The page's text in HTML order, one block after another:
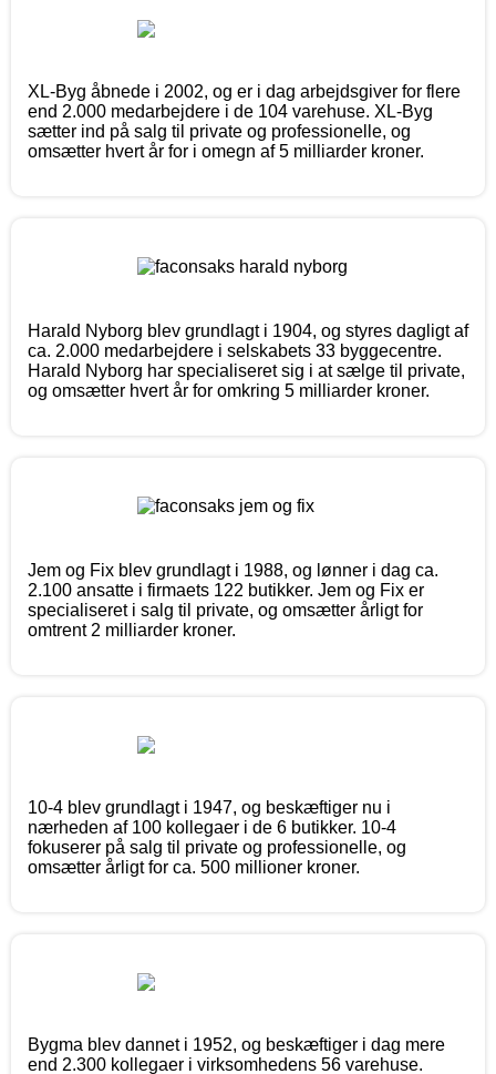
XL-Byg åbnede i 2002, og er i dag arbejdsgiver for flere
end 2.000 medarbejdere i de 104 varehuse. XL-Byg
sætter ind på salg til private og professionelle, og
omsætter hvert år for i omegn af 5 milliarder kroner.
Harald Nyborg blev grundlagt i 1904, og styres dagligt af
ca. 2.000 medarbejdere i selskabets 33 byggecentre.
Harald Nyborg har specialiseret sig i at sælge til private,
og omsætter hvert år for omkring 5 milliarder kroner.
Jem og Fix blev grundlagt i 1988, og lønner i dag ca.
2.100 ansatte i firmaets 122 butikker. Jem og Fix er
specialiseret i salg til private, og omsætter årligt for
omtrent 2 milliarder kroner.
10-4 blev grundlagt i 1947, og beskæftiger nu i
nærheden af 100 kollegaer i de 6 butikker. 10-4
fokuserer på salg til private og professionelle, og
omsætter årligt for ca. 500 millioner kroner.
Bygma blev dannet i 1952, og beskæftiger i dag mere
end 2.300 kollegaer i virksomhedens 56 varehuse.